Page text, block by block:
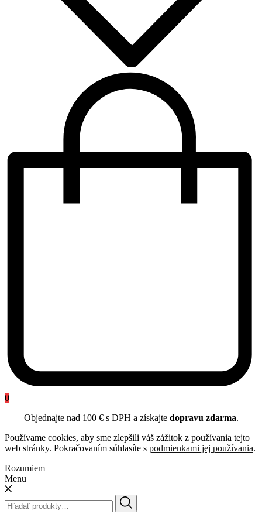
0
Objednajte nad 100 € s DPH a získajte dopravu zdarma.
Používame cookies, aby sme zlepšili váš zážitok z používania tejto
web stránky. Pokračovaním súhlasíte s podmienkami jej používania.
Rozumiem
Menu
Hľadať: